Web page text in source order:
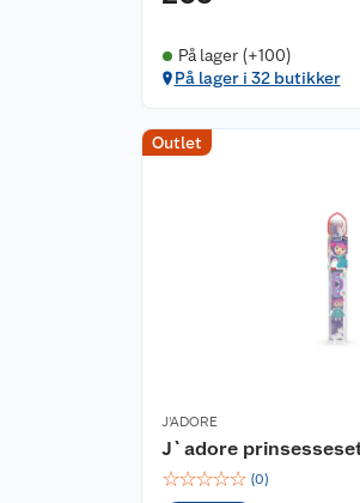
På lager (+100)
På lager i 32 butikker
Outlet
J'ADORE
J`adore
☆☆☆☆☆ (0)